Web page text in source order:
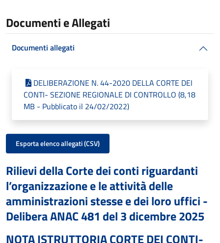
Documenti e Allegati
Documenti allegati
DELIBERAZIONE N. 44-2020 DELLA CORTE DEI
CONTI- SEZIONE REGIONALE DI CONTROLLO (8,18
MB - Pubblicato il 24/02/2022)
Esporta elenco allegati (CSV)
Rilievi della Corte dei conti riguardanti
l’organizzazione e le attività delle
amministrazioni stesse e dei loro uffici -
Delibera ANAC 481 del 3 dicembre 2025
NOTA ISTRUTTORIA CORTE DEI CONTI-